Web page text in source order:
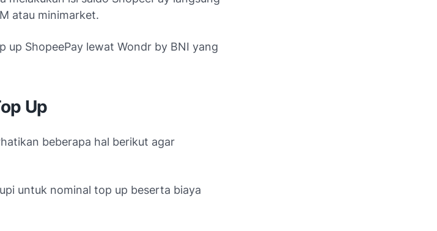
atau minimarket.
up ShopeePay lewat Wondr by BNI yang
Up
beberapa hal berikut agar
untuk nominal top up beserta biaya